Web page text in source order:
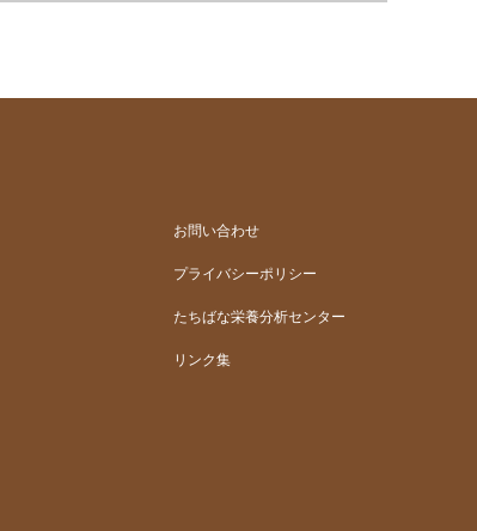
お問い合わせ
プライバシーポリシー
たちばな栄養分析センター
リンク集